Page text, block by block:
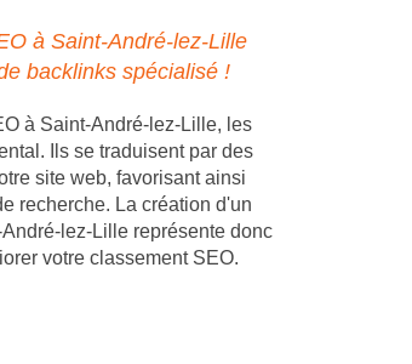
à Saint-André-lez-Lille
backlinks spécialisé !
à Saint-André-lez-Lille, les
Ils se traduisent par des
site web, favorisant ainsi
recherche. La création d'un
lez-Lille représente donc
votre classement SEO.